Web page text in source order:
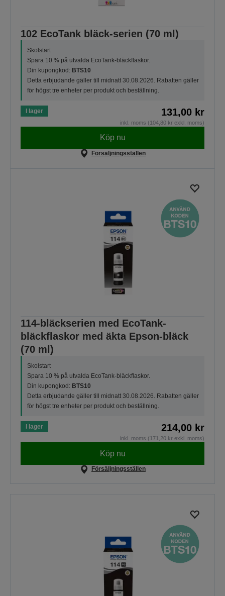
102 EcoTank bläck-serien (70 ml)
Skolstart
Spara 10 % på utvalda EcoTank-bläckflaskor.
Din kupongkod: BTS10
Detta erbjudande gäller till midnatt 30.08.2026. Rabatten gäller
för högst tre enheter per produkt och beställning.
I lager 131,00 kr
inkl. moms (104,80 kr exkl. moms)
Köp nu
Försäljningsställen
114-bläckserien med EcoTank-
bläckflaskor med äkta Epson-bläck
(70 ml)
Skolstart
Spara 10 % på utvalda EcoTank-bläckflaskor.
Din kupongkod: BTS10
Detta erbjudande gäller till midnatt 30.08.2026. Rabatten gäller
för högst tre enheter per produkt och beställning.
I lager 214,00 kr
inkl. moms (171,20 kr exkl. moms)
Köp nu
Försäljningsställen